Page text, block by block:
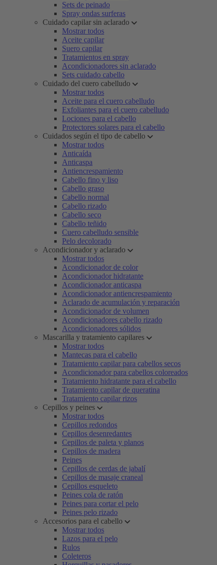
Sets de peinado
Spray ondas surferas
Cuidado capilar sin aclarado
Mostrar todos
Aceite capilar
Suero capilar
Tratamientos en spray
Acondicionadores sin aclarado
Sets cuidado cabello
Cuidado del cuero cabelludo
Mostrar todos
Aceite para el cuero cabelludo
Exfoliantes para el cuero cabelludo
Lociones para el cabello
Protectores solares para el cabello
Cuidados según el tipo de cabello
Mostrar todos
Anticaída
Anticaspa
Antiencrespamiento
Cabello fino y liso
Cabello graso
Cabello normal
Cabello rizado
Cabello seco
Cabello teñido
Cuero cabelludo sensible
Pelo decolorado
Acondicionador y aclarado
Mostrar todos
Acondicionador de color
Acondicionador hidratante
Acondicionador anticaspa
Acondicionador antiencrespamiento
Aclarado de acumulación y reparación
Acondicionador de volumen
Acondicionadores cabello rizado
Acondicionadores sólidos
Mascarilla y tratamiento capilares
Mostrar todos
Mantecas para el cabello
Tratamiento capilar para cabellos secos
Acondicionador para cabellos coloreados
Tratamiento hidratante para el cabello
Tratamiento capilar de queratina
Tratamiento capilar rizos
Cepillos y peines
Mostrar todos
Cepillos redondos
Cepillos desenredantes
Cepillos de paleta y planos
Cepillos de madera
Peines
Cepillos de cerdas de jabalí
Cepillos de masaje craneal
Cepillos esqueleto
Peines cola de ratón
Peines para cortar el pelo
Peines pelo rizado
Accesorios para el cabello
Mostrar todos
Lazos para el pelo
Rulos
Coleteros